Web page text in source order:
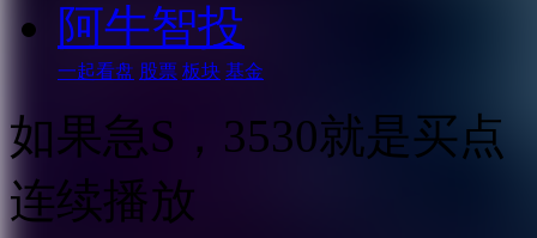
阿牛智投
一起看盘 股票 板块 基金
如果急S，3530就是买点
连续播放